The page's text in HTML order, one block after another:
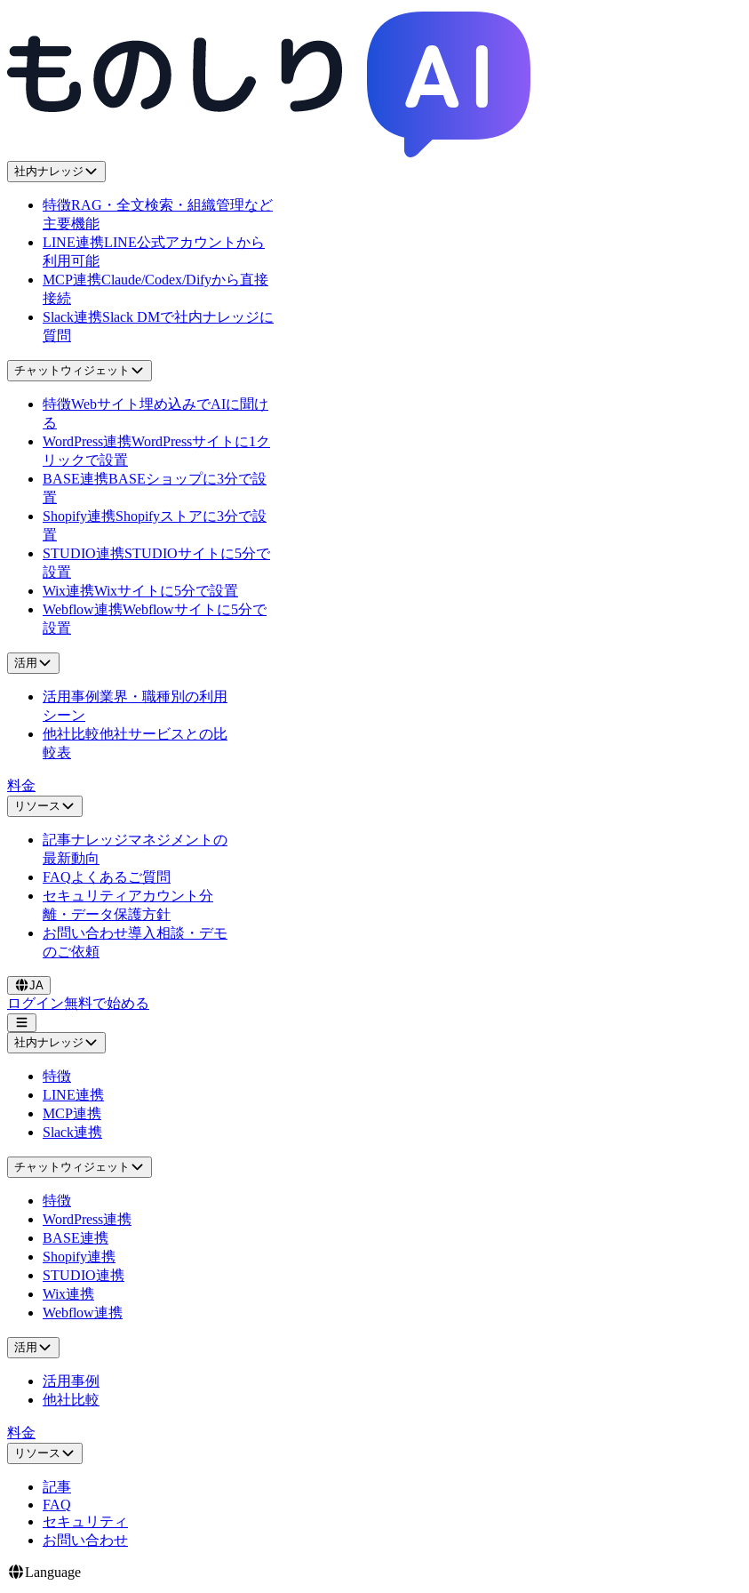
社内ナレッジ
特徴RAG・全文検索・組織管理など
主要機能
LINE連携LINE公式アカウントから
利用可能
MCP連携Claude/Codex/Difyから直接
接続
Slack連携Slack DMで社内ナレッジに
質問
チャットウィジェット
特徴Webサイト埋め込みでAIに聞け
る
WordPress連携WordPressサイトに1ク
リックで設置
BASE連携BASEショップに3分で設
置
Shopify連携Shopifyストアに3分で設
置
STUDIO連携STUDIOサイトに5分で
設置
Wix連携Wixサイトに5分で設置
Webflow連携Webflowサイトに5分で
設置
活用
活用事例業界・職種別の利用
シーン
他社比較他社サービスとの比
較表
料金
リソース
記事ナレッジマネジメントの
最新動向
FAQよくあるご質問
セキュリティ アカウント分
離・データ保護方針
お問い合わせ導入相談・デモ
のご依頼
JA
ログイン無料で始める
社内ナレッジ
特徴
LINE連携
MCP連携
Slack連携
チャットウィジェット
特徴
WordPress連携
BASE連携
Shopify連携
STUDIO連携
Wix連携
Webflow連携
活用
活用事例
他社比較
料金
リソース
記事
FAQ
セキュリティ
お問い合わせ
Language